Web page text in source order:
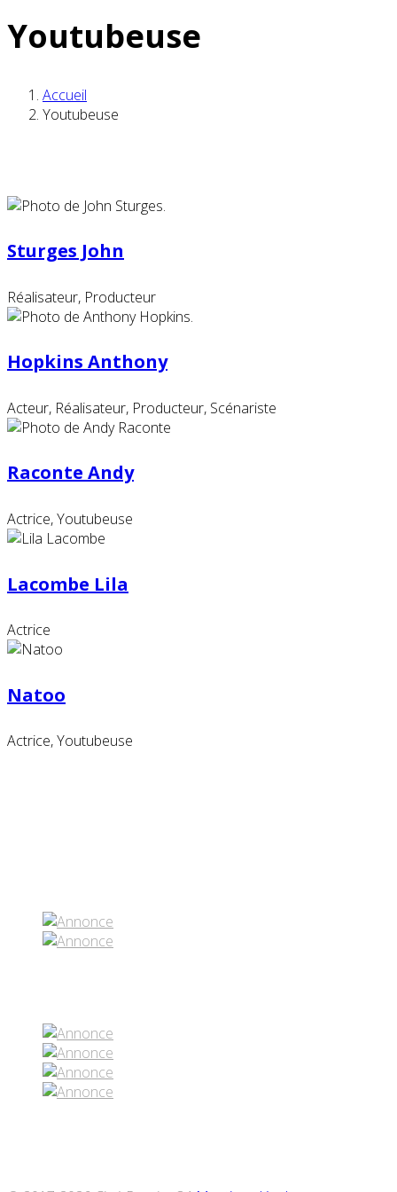
Youtubeuse
Accueil
Youtubeuse
Sturges John
Réalisateur, Producteur
Hopkins Anthony
Acteur, Réalisateur, Producteur, Scénariste
Raconte Andy
Actrice, Youtubeuse
Lacombe Lila
Actrice
Natoo
Actrice, Youtubeuse